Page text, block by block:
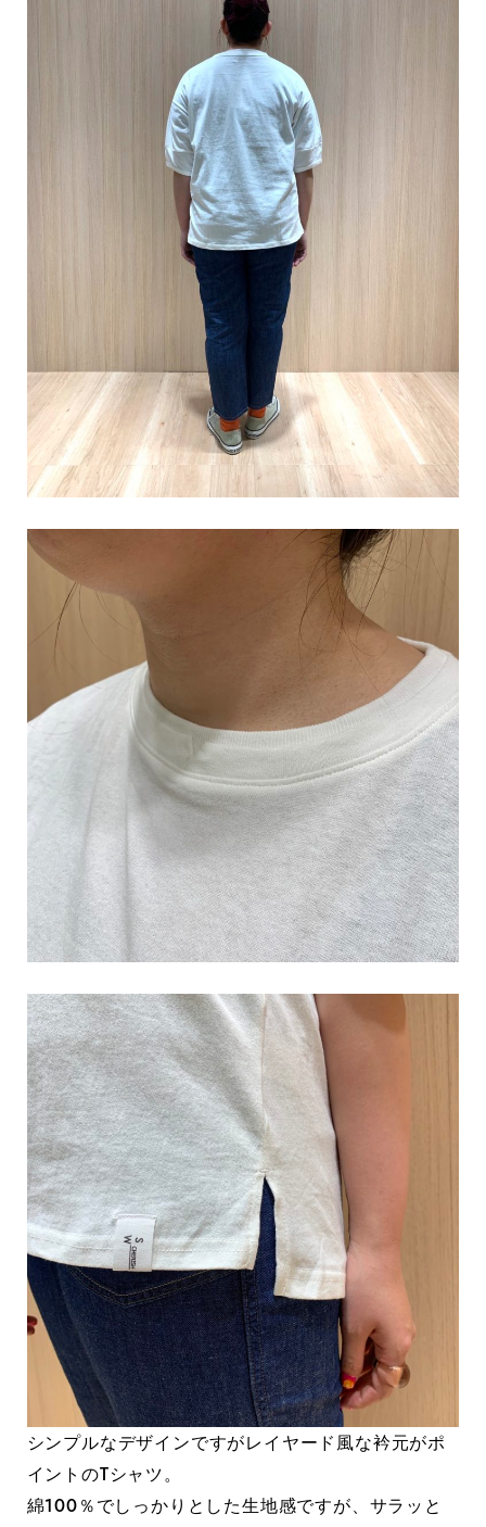
シンプルなデザインですがレイヤード風な衿元がポ
イントのTシャツ。
綿100％でしっかりとした生地感ですが、サラッと